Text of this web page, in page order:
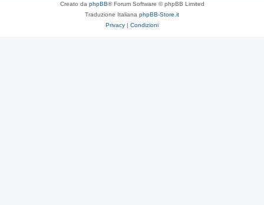
Creato da phpBB® Forum Software © phpBB Limited
Traduzione Italiana phpBB-Store.it
Privacy | Condizioni